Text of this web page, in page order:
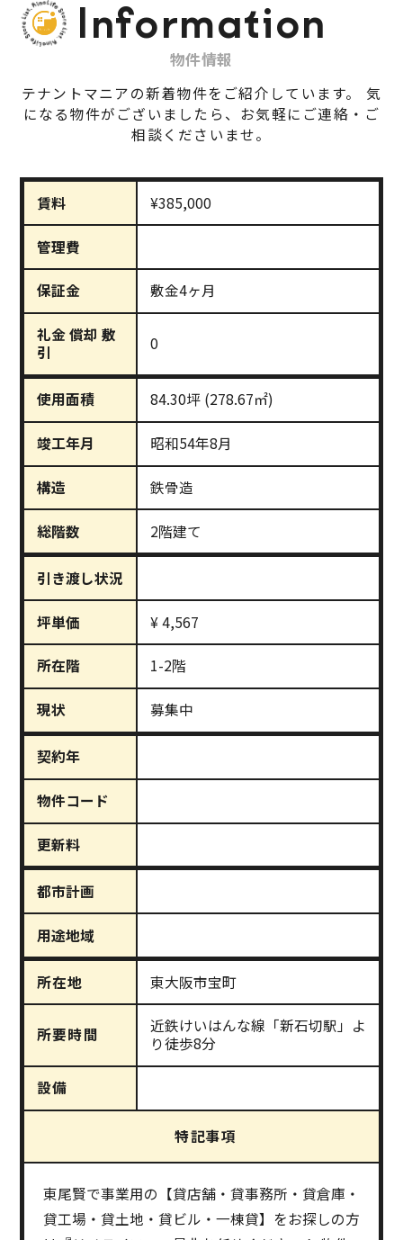
Information
物件情報
テナントマニアの新着物件をご紹介しています。
気
になる物件がございましたら、お気軽にご連絡・ご
相談くださいませ。
賃料 ¥385,000
管理費
保証金 敷金4ヶ月
礼金 償却 敷
引
0
使用面積 84.30坪 (278.67㎡)
竣工年月 昭和54年8月
構造 鉄骨造
総階数 2階建て
引き渡し状況
坪単価 ¥ 4,567
所在階 1-2階
現状 募集中
契約年
物件コード
更新料
都市計画
用途地域
所在地 東大阪市宝町
所要時間
近鉄けいはんな線「新石切駅」よ
り徒歩8分
設備
特記事項
東尾賢で事業用の【貸店舗・貸事務所・貸倉庫・
貸工場・貸土地・貸ビル・一棟貸】をお探しの方